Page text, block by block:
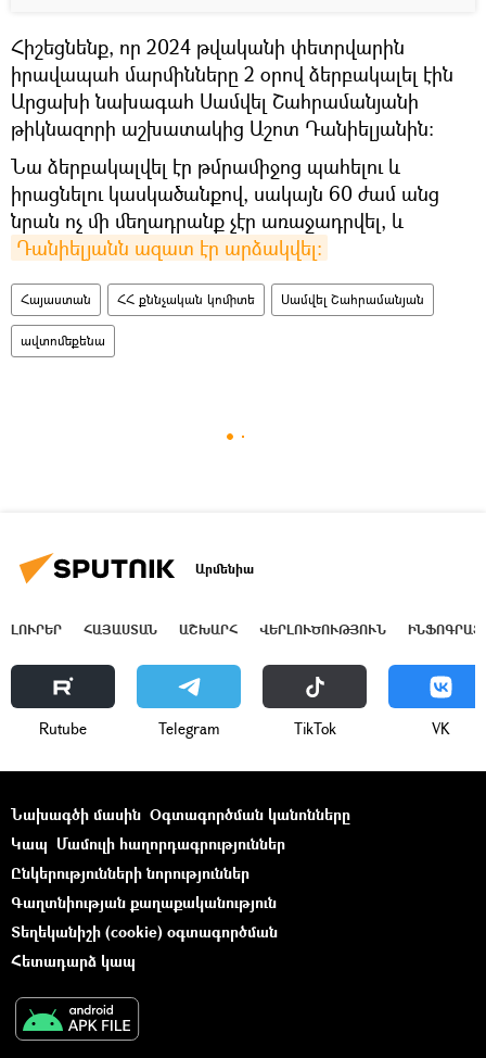
Հիշեցնենք, որ 2024 թվականի փետրվարին
իրավապահ մարմինները 2 օրով ձերբակալել էին
Արցախի նախագահ Սամվել Շահրամանյանի
թիկնազորի աշխատակից Աշոտ Դանիելյանին։
Նա ձերբակալվել էր թմրամիջոց պահելու և
իրացնելու կասկածանքով, սակայն 60 ժամ անց
նրան ոչ մի մեղադրանք չէր առաջադրվել, և
Դանիելյանն ազատ էր արձակվել։
Հայաստան ՀՀ քննչական կոմիտե Սամվել Շահրամանյան
ավտոմեքենա
Արմենիա
ԼՈՒՐԵՐ ՀԱՅԱՍՏԱՆ ԱՇԽԱՐՀ ՎԵՐԼՈՒԾՈՒԹՅՈՒՆ
Rutube Telegram ТikТоk VK
Նախագծի մասին Օգտագործման կանոնները
Կապ Մամուլի հաղորդագրություններ
Ընկերությունների նորություններ
Գաղտնիության քաղաքականություն
Տեղեկանիշի (cookie) օգտագործման
Հետադարձ կապ